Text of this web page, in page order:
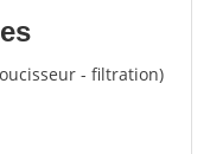
- filtration)